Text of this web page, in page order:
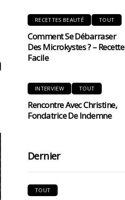
RECETTES BEAUTÉ TOUT
Comment Se Débarraser
Des Microkystes ? – Recette
Facile
INTERVIEW TOUT
Rencontre Avec Christine,
Fondatrice De Indemne
Dernier
TOUT